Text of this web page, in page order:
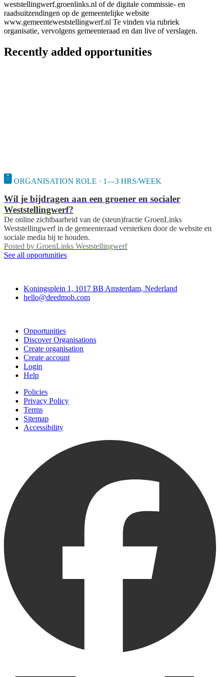
weststellingwerf.groenlinks.nl of de digitale commissie- en
raadsuitzendingen op de gemeentelijke website
www.gemeenteweststellingwerf.nl Te vinden via rubriek
organisatie, vervolgens gemeenteraad en dan live of verslagen.
Recently added opportunities
ORGANISATION ROLE · 1—3 HRS/WEEK
Wil je bijdragen aan een groener en socialer
Weststellingwerf?
De online zichtbaarheid van de (steun)fractie GroenLinks
Weststellingwerf in de gemeenteraad versterken door de website en
sociale media bij te houden.
Posted by GroenLinks Weststellingwerf
See all opportunities
Koningsplein 1, 1017 BB Amsterdam, Nederland
hello@deedmob.com
Opportunities
Discover Organisations
Create organisation
Create account
Login
Help
Policies
Privacy Policy
Terms
Sitemap
Accessibility